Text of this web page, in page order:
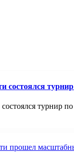
состоялся
турнир